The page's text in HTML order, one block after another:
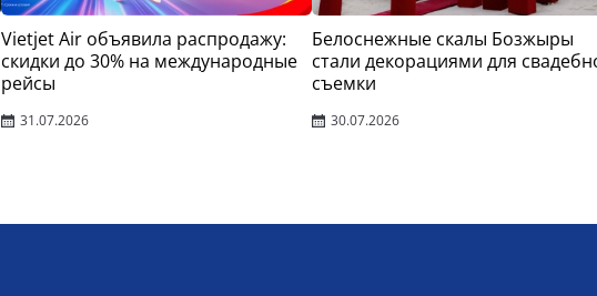
Vietjet Air объявила распродажу:
скидки до 30% на международные
рейсы
31.07.2026
Белоснежные скалы Бозжыры
стали декорациями для
съемки
30.07.2026